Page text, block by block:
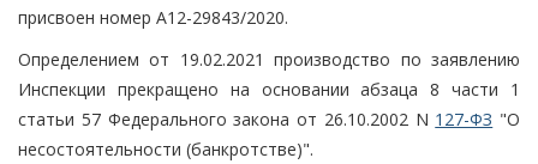
присвоен номер А12-29843/2020.
Определением от 19.02.2021 производство по заявлению
Инспекции прекращено на основании абзаца 8 части 1
статьи 57 Федерального закона от 26.10.2002 N 127-ФЗ "О
несостоятельности (банкротстве)".